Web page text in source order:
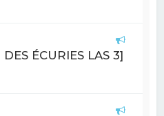
ÉCURIES LAS 3]